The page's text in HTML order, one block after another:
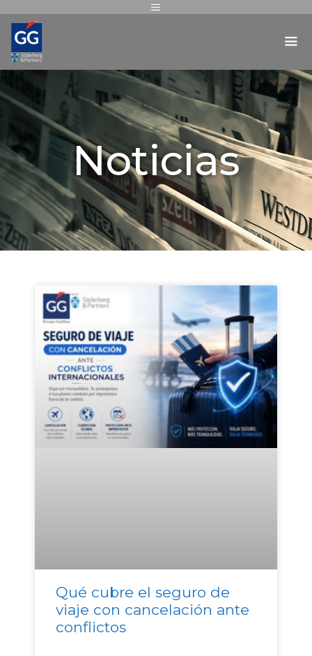
Noticias
Qué cubre el seguro de
viaje con cancelación ante
conflictos